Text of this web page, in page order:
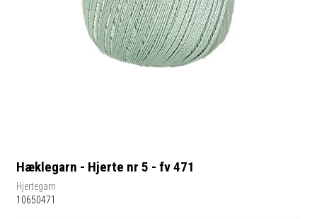
Hæklegarn - Hjerte nr 5 - fv 471
Hjertegarn
10650471